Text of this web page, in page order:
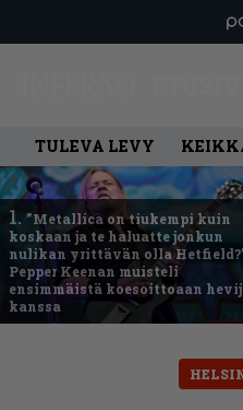
TULEVA LEVY
1. ”Metallica on tiukempi kuin
koskaan ja te haluatte jonkun
nulikan yrittävän olla
Pepper Keenan muisteli
ensimmäistä koesoittoaan
kanssa